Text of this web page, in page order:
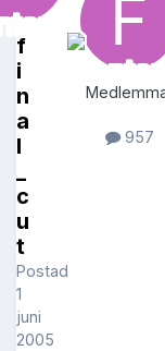
f
i
n
a
l
_
c
u
t
Postad
1
juni
2005
957